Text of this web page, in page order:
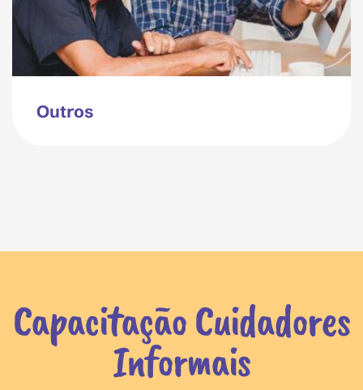
Outros
Capacitação Cuidadores
Informais